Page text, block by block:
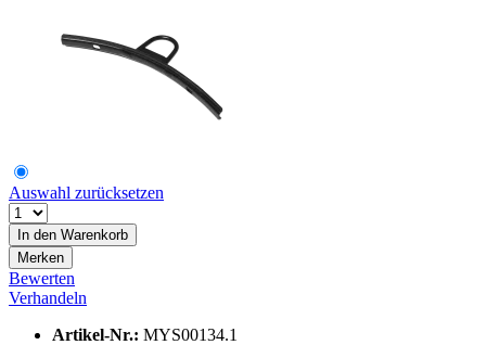
Auswahl zurücksetzen
In den Warenkorb
Merken
Bewerten
Verhandeln
Artikel-Nr.: MYS00134.1